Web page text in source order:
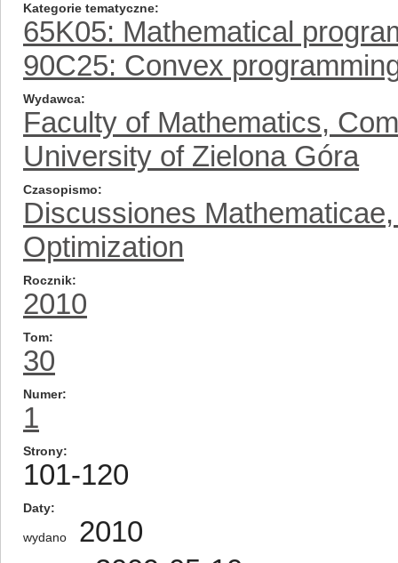
Kategorie tematyczne
65K05: Mathematical
90C25: Convex
Wydawca
Faculty of Mathematics,
University of Zielona Góra
Czasopismo
Discussiones
Optimization
Rocznik
2010
Tom
30
Numer
1
Strony
101-120
Daty
wydano 2010